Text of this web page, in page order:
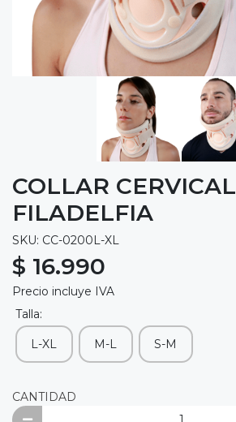
COLLAR CERVICAL
FILADELFIA
SKU: CC-0200L-XL
$ 16.990
Precio incluye IVA
Talla:
L-XL M-L S-M
CANTIDAD